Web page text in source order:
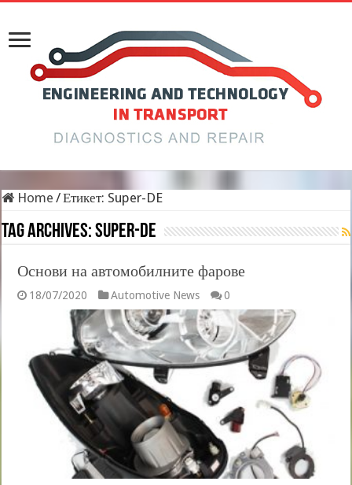
Home /Етикет: Super-DE
Tag Archives:Super-DE
Основи на автомобилните фарове
18/07/2020 Automotive News 0